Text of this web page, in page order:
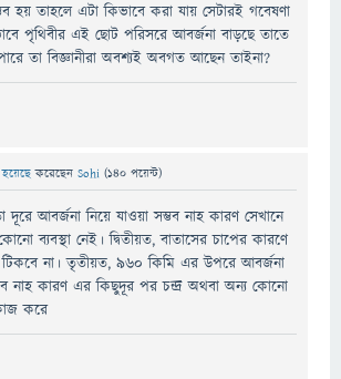
হয় তাহলে এটা কিভাবে করা যায় সেটারই গবেষণা
পৃথিবীর এই ছোট পরিসরে আবর্জনা বাড়ছে তাতে
তা বিজ্ঞানীরা অবশ্যই অবগত আছেন তাইনা?
হয়েছেকরেছেন Sohi (140 পয়েন্ট)
আবর্জনা নিয়ে যাওয়া সম্ভব নাহ কারণ সেখানে
ব্যবস্থা নেই। দ্বিতীয়ত, বাতাসের চাপের কারণে
না। তৃতীয়ত, ৯৬০ কিমি এর উপরে আবর্জনা
নাহ কারণ এর কিছুদূর পর চন্দ্র অথবা অন্য কোনো
করে